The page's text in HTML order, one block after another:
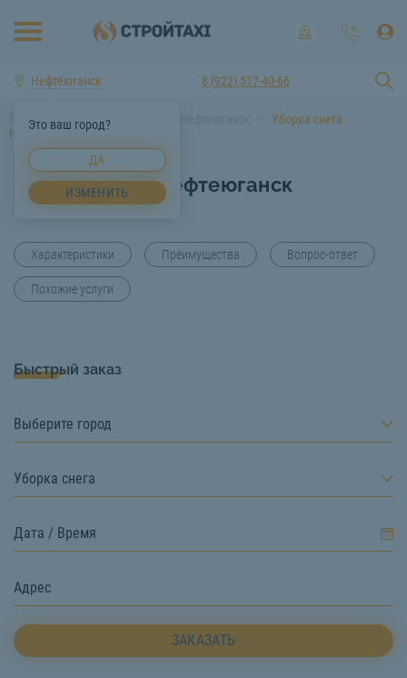
Нефтеюганск
Это ваш город?
ДА
ИЗМЕНИТЬ
8 (922) 517-40-66
Главная Услуги спецтехники Нефтеюганск
Уборка снега
Нефтеюганск
Уборка снега Нефтеюганск
Характеристики Преимущества Вопрос-ответ
Похожие услуги
Быстрый заказ
Выберите город
Уборка снега
ЗАКАЗАТЬ